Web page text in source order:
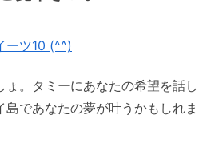
ツ10 (^^)
。タミーにあなたの希望を話し
であなたの夢が叶うかもしれま